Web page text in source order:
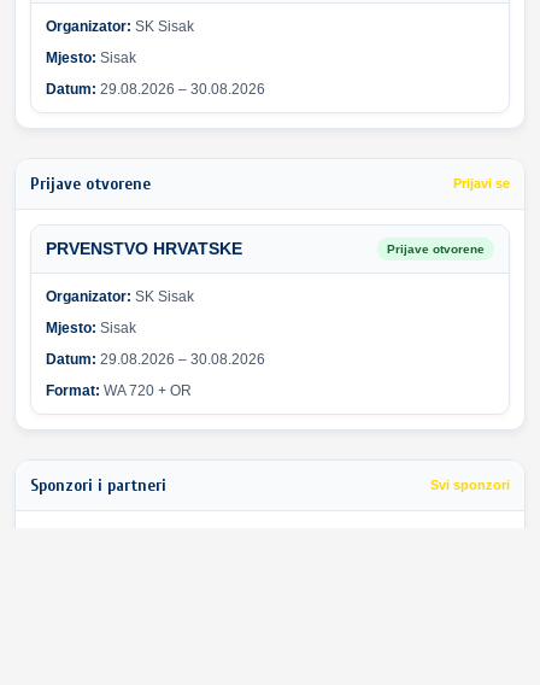
Organizator: SK Sisak
Mjesto: Sisak
Datum: 29.08.2026 – 30.08.2026
Prijave otvorene Prijavi se
PRVENSTVO HRVATSKE Prijave otvorene
Organizator: SK Sisak
Mjesto: Sisak
Datum: 29.08.2026 – 30.08.2026
Format: WA 720 + OR
Sponzori i partneri Svi sponzori